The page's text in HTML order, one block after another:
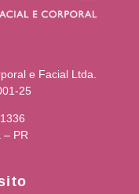
e Facial Ltda.
25
– PR